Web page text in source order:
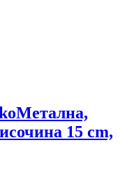
Метална,
15 cm,